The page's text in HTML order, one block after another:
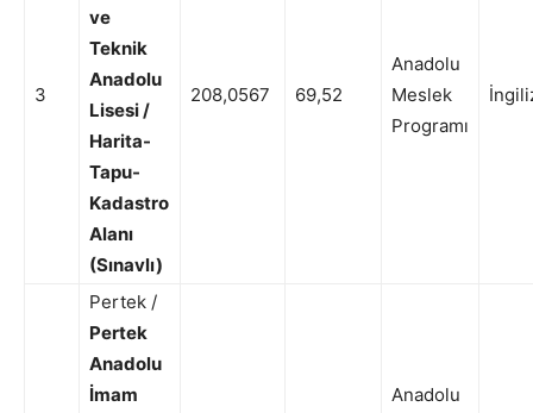
3
ve
Teknik
Anadolu
Lisesi /
Harita-
Tapu-
Kadastro
Alanı
(Sınavlı)
208,0567 69,52
Anadolu
Meslek
Programı
Pertek /
Pertek
Anadolu
İmam
Anadolu